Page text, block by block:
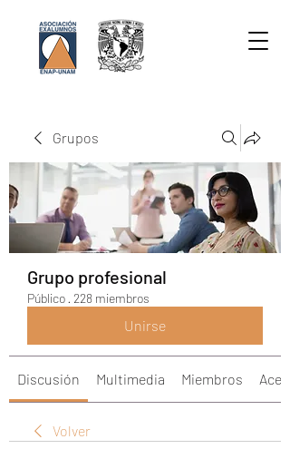
Grupos
Grupo profesional
Público · 228 miembros
Unirse
Discusión Multimedia Miembros
Volver